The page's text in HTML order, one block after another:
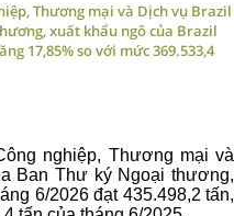
Thương mại và Dịch vụ Brazil
xuất khẩu ngô của Brazil
17,85% so với mức 369.533,4
nghiệp, Thương mại và
Ban Thư ký Ngoại thương,
6/2026 đạt 435.498,2 tấn,